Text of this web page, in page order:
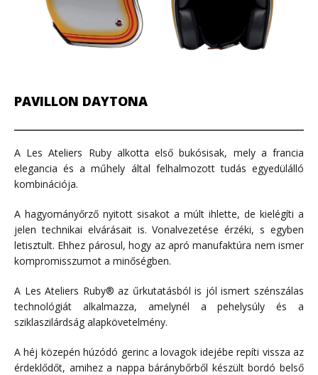
PAVILLON DAYTONA
A Les Ateliers Ruby alkotta első bukósisak, mely a francia
elegancia és a műhely által felhalmozott tudás egyedülálló
kombinációja.
A hagyományőrző nyitott sisakot a múlt ihlette, de kielégíti a
jelen technikai elvárásait is. Vonalvezetése érzéki, s egyben
letisztult. Ehhez párosul, hogy az apró manufaktúra nem ismer
kompromisszumot a minőségben.
A Les Ateliers Ruby® az űrkutatásból is jól ismert szénszálas
technológiát alkalmazza, amelynél a pehelysúly és a
sziklaszilárdság alapkövetelmény.
A héj közepén húzódó gerinc a lovagok idejébe repíti vissza az
érdeklődőt, amihez a nappa báránybőrből készült bordó belső